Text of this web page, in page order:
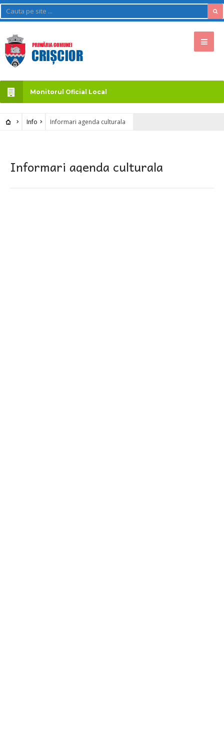
Monitorul Oficial Local
Info Informari agenda culturala
Informari agenda culturala